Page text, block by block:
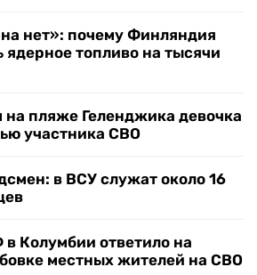
нет»: почему Финляндия
ядерное топливо на тысячи
на пляже Геленджика девочка
участника СВО
в ВСУ служат около 16
в Колумбии ответило на
местных жителей на СВО